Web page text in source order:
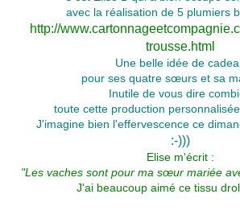
avec la réalisation de 5 plumiers
http://
trousse.html
Une belle idée de
pour ses quatre sœurs et sa
Inutile de vous dire
toute cette production personnalisée
J'imagine bien l'effervescence ce
:-)))
Elise m'écrit :
"Les vaches sont pour ma sœur mariée
J'ai beaucoup aimé ce tissu